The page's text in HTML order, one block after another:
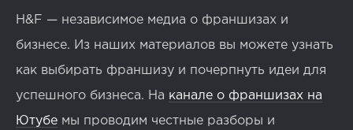
H&F — независимое медиа о франшизах и
бизнесе. Из наших материалов вы можете узнать
как выбирать франшизу и почерпнуть идеи для
успешного бизнеса. На канале о франшизах на
Ютубе мы проводим честные разборы и